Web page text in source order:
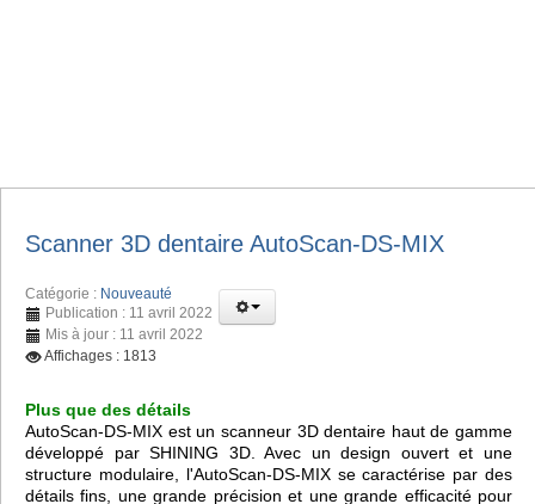
Scanner 3D dentaire AutoScan-DS-MIX
Catégorie : Nouveauté
Publication : 11 avril 2022
Mis à jour : 11 avril 2022
Affichages : 1813
Plus que des détails
AutoScan-DS-MIX est un scanneur 3D dentaire haut de gamme
développé par SHINING 3D. Avec un design ouvert et une
structure modulaire, l'AutoScan-DS-MIX se caractérise par des
détails fins, une grande précision et une grande efficacité pour